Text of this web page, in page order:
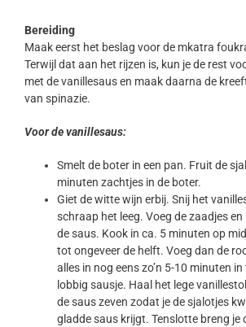
Bereiding
Maak eerst het beslag voor de mkatra
Terwijl dat aan het rijzen is, kun je de rest
met de vanillesaus en maak daarna de
van spinazie.
Voor de vanillesaus:
Smelt de boter in een pan. Fruit de
minuten zachtjes in de boter.
Giet de witte wijn erbij. Snij het
schraap het leeg. Voeg de zaadjes
de saus. Kook in ca. 5 minuten op
tot ongeveer de helft. Voeg dan de
alles in nog eens zo’n 5-10 minuten
lobbig sausje. Haal het lege
de saus zeven zodat je de sjalotjes
gladde saus krijgt. Tenslotte breng je